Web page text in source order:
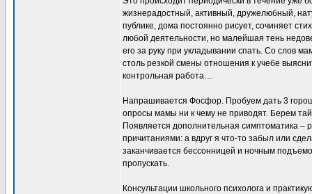
жизнерадостный, активный, дружелюбный,
публике, дома постоянно рисует, сочиняет
любой деятельности, но малейшая тень
его за руку при укладывании спать. Со слов
столь резкой смены отношения к учебе
контрольная работа…
Напрашивается Фосфор. Пробуем дать 3
опросы мамы ни к чему не приводят. Берем
Появляется дополнительная симптоматика
причитаниями: а вдруг я что-то забыл или
заканчивается бессонницей и ночным
пропускать.
Консультации школьного психолога и